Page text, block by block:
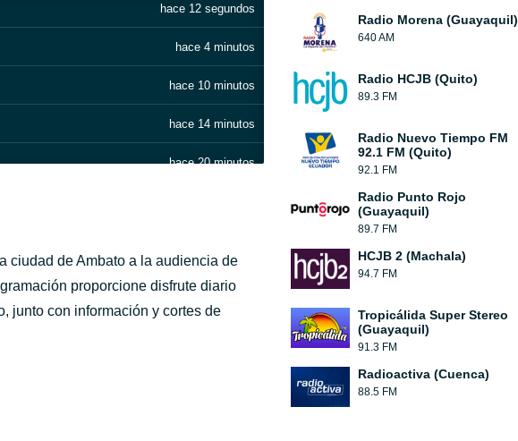
hace 12 segundos
hace 4 minutos
hace 10 minutos
hace 14 minutos
hace 20 minutos
[Vivo]
hace 38 minutos
hace 43 minutos
ciudad de Ambato a la audiencia de
proporcione disfrute diario
junto con información y cortes de
Radio Morena (Guayaquil)
640 AM
Radio HCJB (Quito)
89.3 FM
Radio Nuevo Tiempo FM
92.1 FM (Quito)
92.1 FM
Radio Punto Rojo
(Guayaquil)
89.7 FM
HCJB 2 (Machala)
94.7 FM
Tropicálida Super Stereo
(Guayaquil)
91.3 FM
Radioactiva (Cuenca)
88.5 FM